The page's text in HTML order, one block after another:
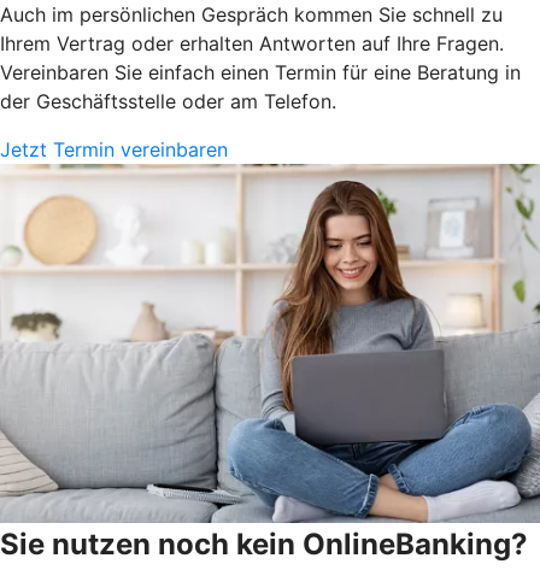
Auch im persönlichen Gespräch kommen Sie schnell zu
Ihrem Vertrag oder erhalten Antworten auf Ihre Fragen.
Vereinbaren Sie einfach einen Termin für eine Beratung in
der Geschäftsstelle oder am Telefon.
Jetzt Termin vereinbaren
Sie nutzen noch kein OnlineBanking?